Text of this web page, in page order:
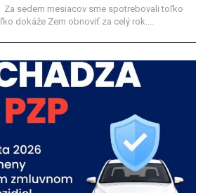
Za sedem mesiacov sme spotrebovali toľko
dokáže Zem obnoviť za celý rok....